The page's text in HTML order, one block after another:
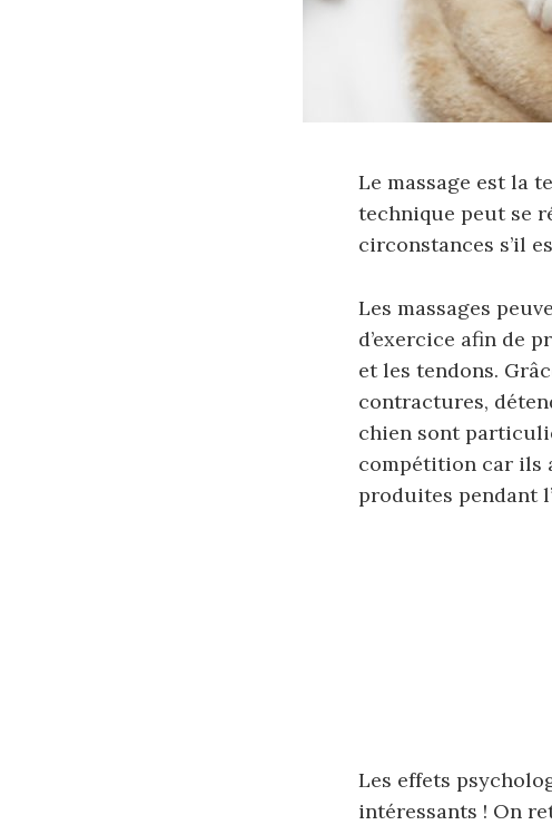
Le massage est la
technique peut se
circonstances s’il
Les massages
d’exercice afin de
et les tendons.
contractures,
chien sont
compétition car ils
produites pendant
Les effets
intéressants ! On